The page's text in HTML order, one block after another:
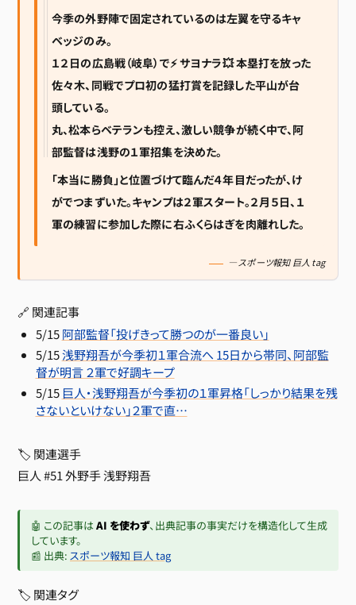
今季の外野陣で固定されているのは左翼を守るキャ
ベッジのみ。
１２日の広島戦（岐阜）で⚡ サヨナラ💥 本塁打を放った
佐々木、同戦でプロ初の猛打賞を記録した平山が台
頭している。
丸、松本らベテランも控え、激しい競争が続く中で、阿
部監督は浅野の１軍招集を決めた。
「本当に勝負」と位置づけて臨んだ４年目だったが、け
がでつまずいた。キャンプは２軍スタート。２月５日、１
軍の練習に参加した際に右ふくらはぎを肉離れした。
— スポーツ報知 巨人 tag
🔗 関連記事
5/15阿部監督「投げきって勝つのが一番良い」
5/15浅野翔吾が今季初１軍合流へ 15日から帯同、阿部監
督が明言 ２軍で好調キープ
5/15 巨人・浅野翔吾が今季初の１軍昇格「しっかり結果を残
さないといけない」２軍で直…
🏷 関連選手
巨人 #51 外野手浅野翔吾
🤖 この記事はAI を使わず、出典記事の事実だけを構造化して生成
しています。
📰 出典: スポーツ報知 巨人 tag
🏷 関連タグ